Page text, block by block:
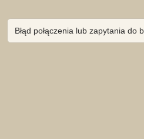
Błąd połączenia lub zapytania do